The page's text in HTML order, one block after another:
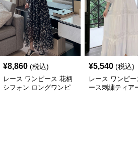
¥8,860 (税込)
レース ワンピース 花柄
シフォン ロングワンピ
¥5,540 (税込)
レース ワンピ
ース刺繍ティア